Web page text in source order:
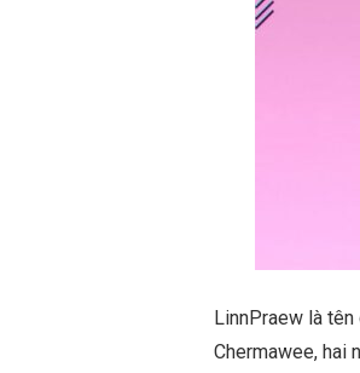
LinnPraew là
Chermawee, hai